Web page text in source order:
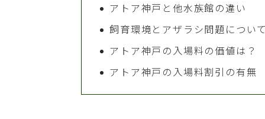
アトア神戸と他水族館の違い
飼育環境とアザラシ問題につい
アトア神戸の入場料の価値は？
アトア神戸の入場料割引の有無